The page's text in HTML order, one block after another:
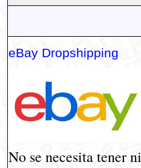
eBay Dropshipping
No se necesita tener